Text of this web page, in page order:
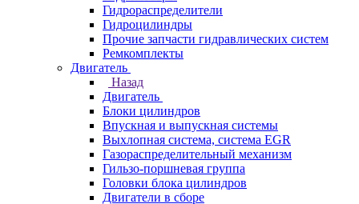
Гидрораспределители
Гидроцилиндры
Прочие запчасти гидравлических систем
Ремкомплекты
Двигатель
Назад
Двигатель
Блоки цилиндров
Впускная и выпускная системы
Выхлопная система, система EGR
Газораспределительный механизм
Гильзо-поршневая группа
Головки блока цилиндров
Двигатели в сборе